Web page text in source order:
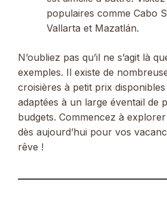
populaires comme Cabo
Vallarta et Mazatlán.
N’oubliez pas qu’il ne s’agit là
exemples. Il existe de
croisières à petit prix
adaptées à un large éventail de
budgets. Commencez à
dès aujourd’hui pour vos
rêve !